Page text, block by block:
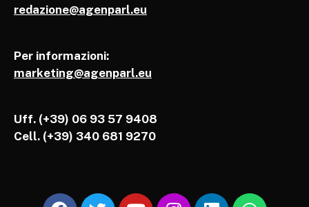
redazione@agenparl.eu
Per informazioni:
marketing@agenparl.eu
Uff. (+39) 06 93 57 9408
Cell. (+39) 340 681 9270